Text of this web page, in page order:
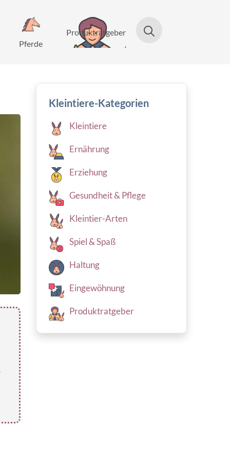
Pferde
Produktratgeber
Kleintiere-Kategorien
Kleintiere
Ernährung
Erziehung
Gesundheit & Pflege
Kleintier-Arten
Spiel & Spaß
Haltung
Eingewöhnung
Produktratgeber